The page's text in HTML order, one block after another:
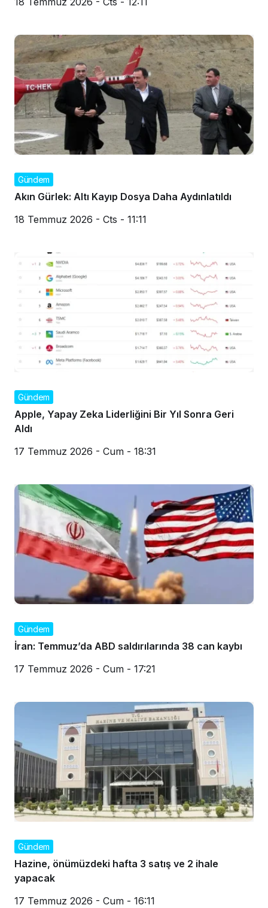
Gündem
Akın Gürlek: Altı Kayıp Dosya Daha Aydınlatıldı
18 Temmuz 2026 - Cts - 11:11
Gündem
Apple, Yapay Zeka Liderliğini Bir Yıl Sonra Geri
Aldı
17 Temmuz 2026 - Cum - 18:31
Gündem
İran: Temmuz’da ABD saldırılarında 38 can kaybı
17 Temmuz 2026 - Cum - 17:21
Gündem
Hazine, önümüzdeki hafta 3 satış ve 2 ihale
yapacak
17 Temmuz 2026 - Cum - 16:11